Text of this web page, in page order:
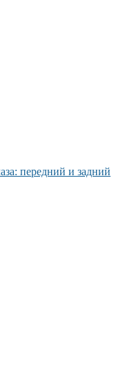
передний и задний